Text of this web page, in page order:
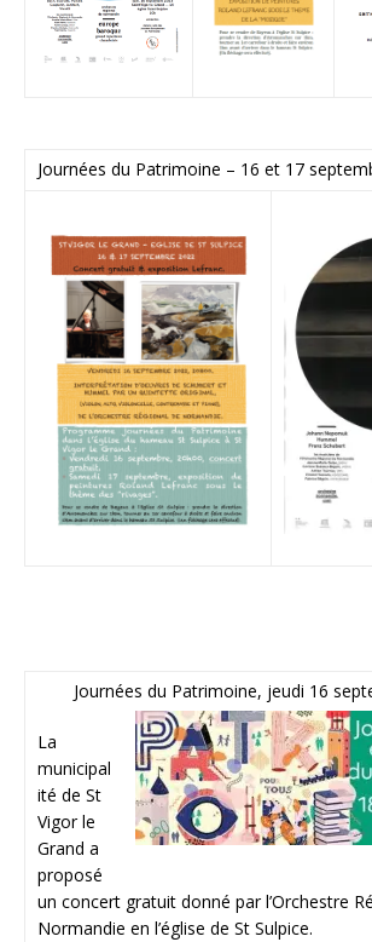
Journées du Patrimoine – 16 et 17
Journées du Patrimoine, jeudi 16
La
municipal
ité de St
Vigor le
Grand a
proposé
un concert gratuit donné par l’Orchestre
Normandie en l’église de St Sulpice.